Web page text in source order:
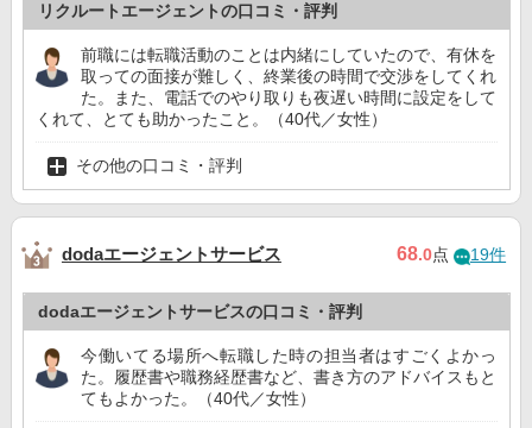
リクルートエージェントの口コミ・評判
前職には転職活動のことは内緒にしていたので、有休を
取っての面接が難しく、終業後の時間で交渉をしてくれ
た。また、電話でのやり取りも夜遅い時間に設定をして
くれて、とても助かったこと。（40代／女性）
その他の口コミ・評判
dodaエージェントサービス 68.0点 19件
dodaエージェントサービスの口コミ・評判
今働いてる場所へ転職した時の担当者はすごくよかっ
た。履歴書や職務経歴書など、書き方のアドバイスもと
てもよかった。（40代／女性）